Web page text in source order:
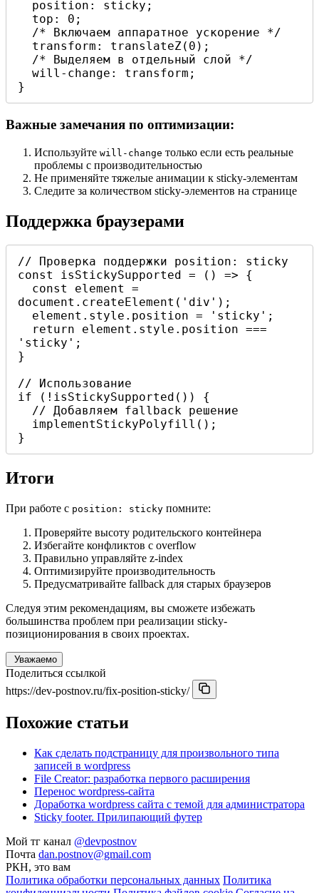
}
Важные замечания по оптимизации:
Используйте will-change только если есть реальные
проблемы с производительностью
Не применяйте тяжелые анимации к sticky-элементам
Следите за количеством sticky-элементов на странице
Поддержка браузерами
// Проверка поддержки position: sticky
const isStickySupported = () => {
document.createElement('div');
'sticky';
}
// Использование
if (!isStickySupported()) {
}
Итоги
При работе с position: sticky помните:
Проверяйте высоту родительского контейнера
Избегайте конфликтов с overflow
Правильно управляйте z-index
Оптимизируйте производительность
Предусматривайте fallback для старых браузеров
Следуя этим рекомендациям, вы сможете избежать
большинства проблем при реализации sticky-
позиционирования в своих проектах.
Уважаемо
Поделиться ссылкой
https://dev-postnov.ru/fix-position-sticky/
Похожие статьи
Как сделать подстраницу для произвольного типа
записей в wordpress
File Creator: разработка первого расширения
Перенос wordpress-сайта
Доработка wordpress сайта с темой для администратора
Sticky footer. Прилипающий футер
Мой тг канал @devpostnov
Почта dan.postnov@gmail.com
РКН, это вам
Политика обработки персональных данных Политика